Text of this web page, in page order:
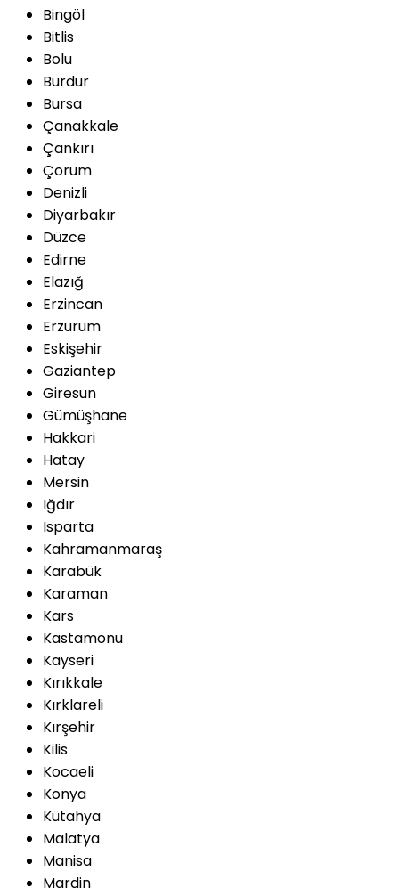
Bingöl
Bitlis
Bolu
Burdur
Bursa
Çanakkale
Çankırı
Çorum
Denizli
Diyarbakır
Düzce
Edirne
Elazığ
Erzincan
Erzurum
Eskişehir
Gaziantep
Giresun
Gümüşhane
Hakkari
Hatay
Mersin
Iğdır
Isparta
Kahramanmaraş
Karabük
Karaman
Kars
Kastamonu
Kayseri
Kırıkkale
Kırklareli
Kırşehir
Kilis
Kocaeli
Konya
Kütahya
Malatya
Manisa
Mardin